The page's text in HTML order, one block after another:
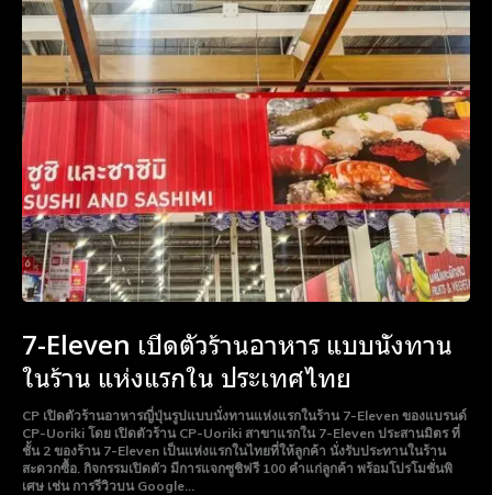
7-Eleven เปิดตัวร้านอาหาร แบบนั่งทาน
ในร้าน แห่งแรกใน ประเทศไทย
CP เปิดตัวร้านอาหารญี่ปุ่นรูปแบบนั่งทานแห่งแรกในร้าน 7-Eleven ของแบรนด์
CP-Uoriki โดย เปิดตัวร้าน CP-Uoriki สาขาแรกใน 7-Eleven ประสานมิตร ที่
ชั้น 2 ของร้าน 7-Eleven เป็นแห่งแรกในไทยที่ให้ลูกค้า นั่งรับประทานในร้าน
สะดวกซื้อ. กิจกรรมเปิดตัว มีการแจกซูชิฟรี 100 คำแก่ลูกค้า พร้อมโปรโมชั่นพิ
เศษ เช่น การรีวิวบน Google...